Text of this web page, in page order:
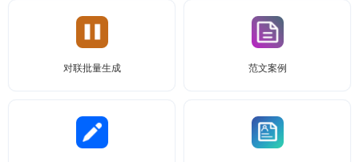
对联批量生成 范文案例